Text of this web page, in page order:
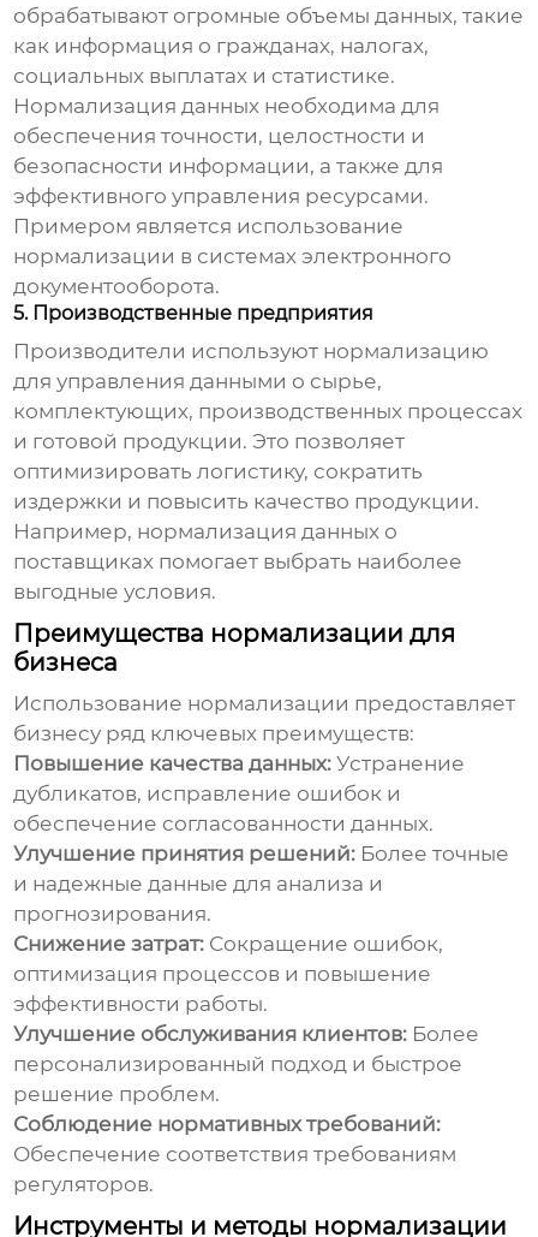
обрабатывают огромные объемы данных, такие
как информация о гражданах, налогах,
социальных выплатах и статистике.
Нормализация данных необходима для
обеспечения точности, целостности и
безопасности информации, а также для
эффективного управления ресурсами.
Примером является использование
нормализации в системах электронного
документооборота.
5. Производственные предприятия
Производители используют нормализацию
для управления данными о сырье,
комплектующих, производственных процессах
и готовой продукции. Это позволяет
оптимизировать логистику, сократить
издержки и повысить качество продукции.
Например, нормализация данных о
поставщиках помогает выбрать наиболее
выгодные условия.
Преимущества нормализации для
бизнеса
Использование нормализации предоставляет
бизнесу ряд ключевых преимуществ:
Повышение качества данных: Устранение
дубликатов, исправление ошибок и
обеспечение согласованности данных.
Улучшение принятия решений: Более точные
и надежные данные для анализа и
прогнозирования.
Снижение затрат: Сокращение ошибок,
оптимизация процессов и повышение
эффективности работы.
Улучшение обслуживания клиентов: Более
персонализированный подход и быстрое
решение проблем.
Соблюдение нормативных требований:
Обеспечение соответствия требованиям
регуляторов.
Инструменты и методы нормализации